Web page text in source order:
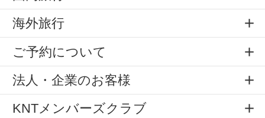
海外旅行
ご予約について
法人・企業のお客様
KNTメンバーズクラブ